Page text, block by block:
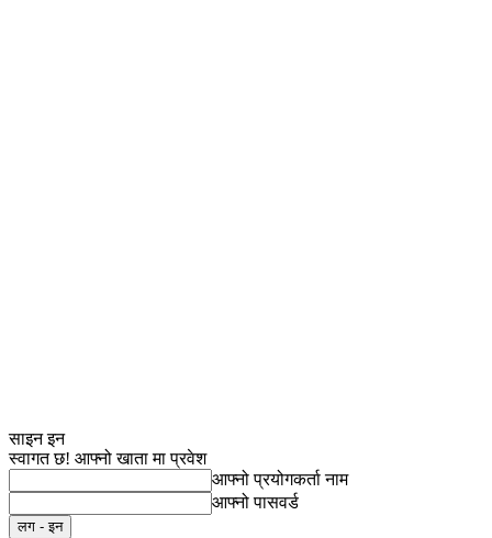
साइन इन
स्वागत छ! आफ्नो खाता मा प्रवेश
आफ्नो प्रयोगकर्ता नाम
आफ्नो पासवर्ड